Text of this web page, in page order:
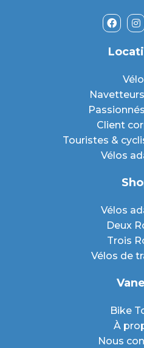
Client
Touristes &
Vélos
Vélos
Deux
Trois
Vélos de
Bike
À
Nous